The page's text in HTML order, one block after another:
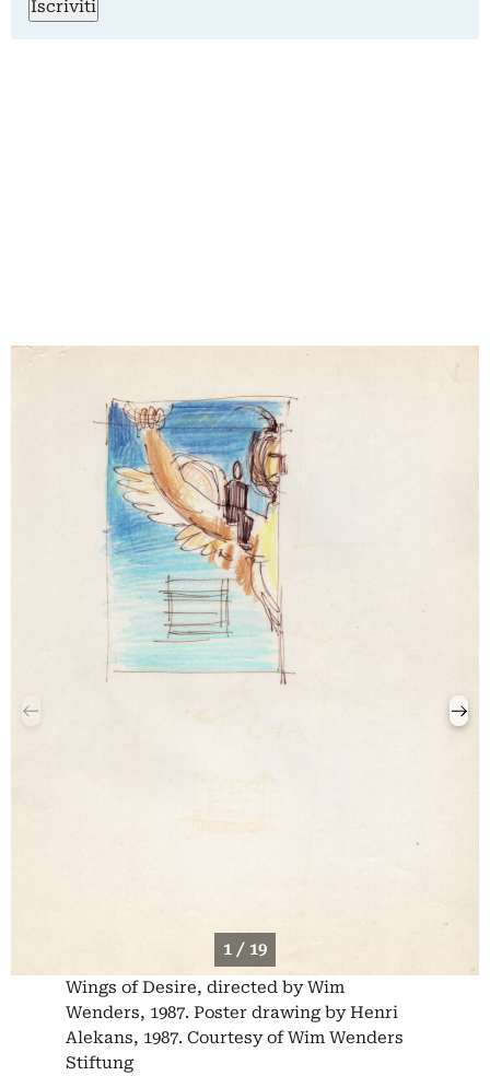
Iscriviti
1 / 19
Wings of Desire, directed by Wim
Wenders, 1987. Poster drawing by Henri
Alekans, 1987. Courtesy of Wim Wenders
Stiftung